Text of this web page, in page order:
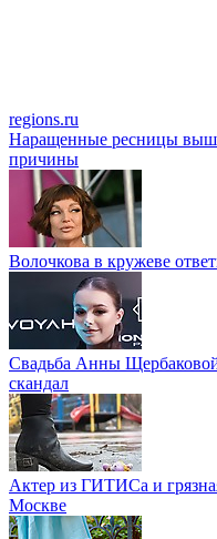
regions.ru
Наращенные ресницы
причины
Волочкова в кружеве
Свадьба Анны
скандал
Актер из ГИТИСа и
Москве